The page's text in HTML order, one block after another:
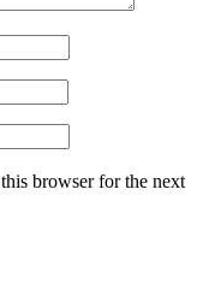
browser for the next